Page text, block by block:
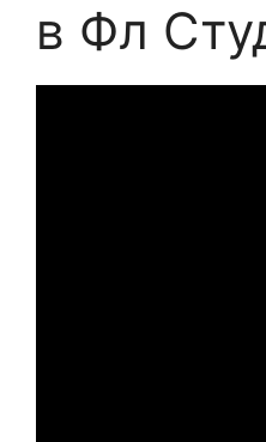
в Фл